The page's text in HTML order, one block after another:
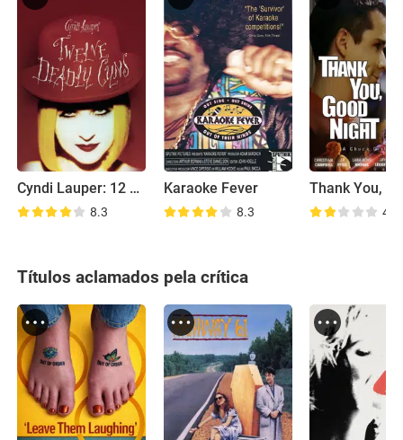
Cyndi Lauper: 12 Deadly Cyns... and Then Some
8.3
Karaoke Fever
8.3 4.9
Títulos aclamados pela crítica